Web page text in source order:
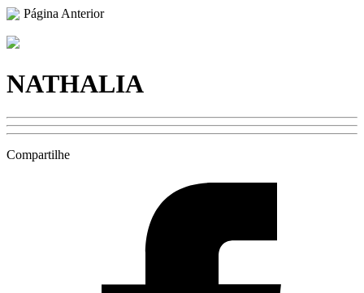
Página Anterior
NATHALIA
Compartilhe